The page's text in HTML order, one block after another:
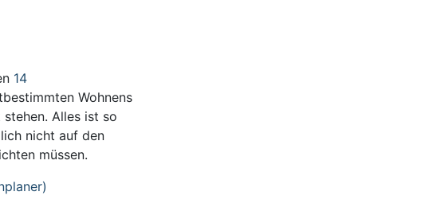
14
Wohnens
Alles ist so
nicht auf den
müssen.